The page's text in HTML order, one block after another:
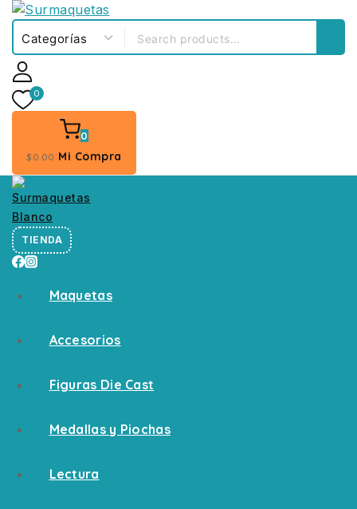
0
0
$0 .00 Mi Compra
TIENDA
Maquetas
Accesorios
Figuras Die Cast
Medallas y Piochas
Lectura